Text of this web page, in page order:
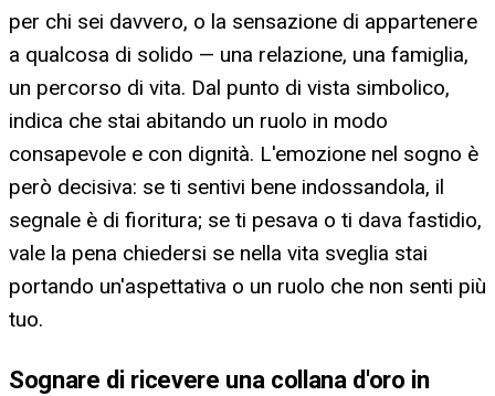
per chi sei davvero, o la sensazione di appartenere
a qualcosa di solido — una relazione, una famiglia,
un percorso di vita. Dal punto di vista simbolico,
indica che stai abitando un ruolo in modo
consapevole e con dignità. L'emozione nel sogno è
però decisiva: se ti sentivi bene indossandola, il
segnale è di fioritura; se ti pesava o ti dava fastidio,
vale la pena chiedersi se nella vita sveglia stai
portando un'aspettativa o un ruolo che non senti più
tuo.
Sognare di ricevere una collana d'oro in